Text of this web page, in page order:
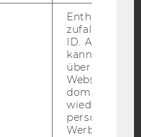
WEBSEITE
SOCIAL MEDIA
Enthält eine
ID. Anhand
kann Google
über
Websites
Werbung